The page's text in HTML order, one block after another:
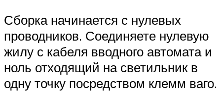
Сборка начинается с нулевых
проводников. Соединяете нулевую
жилу с кабеля вводного автомата и
ноль отходящий на светильник в
одну точку посредством клемм ваго.